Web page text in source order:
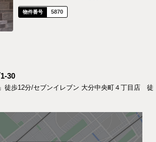
5870
30
徒歩12分/セブンイレブン 大分中央町４丁目店 徒